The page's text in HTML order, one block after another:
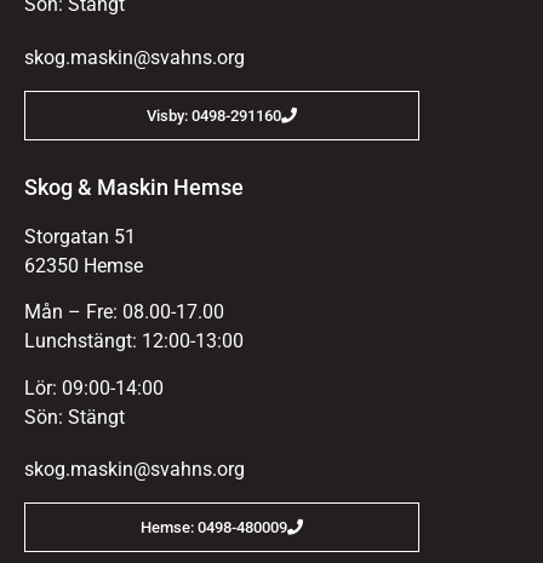
Sön: Stängt
skog.maskin@svahns.org
Visby: 0498-291160
Skog & Maskin Hemse
Storgatan 51
62350 Hemse
Mån – Fre: 08.00-17.00
Lunchstängt: 12:00-13:00
Lör: 09:00-14:00
Sön: Stängt
skog.maskin@svahns.org
Hemse: 0498-480009